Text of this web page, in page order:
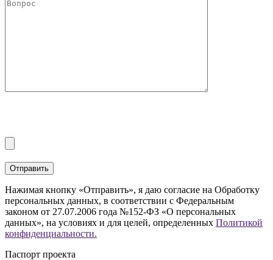
Нажимая кнопку «Отправить», я даю согласие на Обработку
персональных данных, в соответствии с Федеральным
законом от 27.07.2006 года №152-ФЗ «О персональных
данных», на условиях и для целей, определенных Политикой
конфиденциальности.
Паспорт проекта